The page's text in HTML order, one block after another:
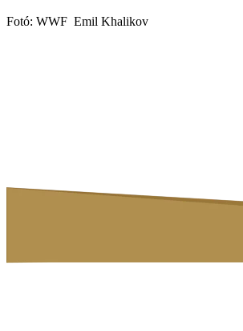
Fotó: WWF Emil Khalikov